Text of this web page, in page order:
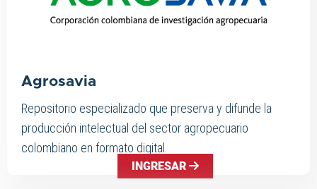
Agrosavia
Repositorio especializado que preserva y difunde la
producción intelectual del sector agropecuario
colombiano en formato digital.
INGRESAR